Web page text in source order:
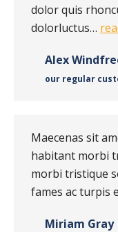
dolor quis
dolorluctus…
Alex
our regular
Maecenas sit
habitant morbi
morbi tristique
fames ac turpis
Miriam Gray